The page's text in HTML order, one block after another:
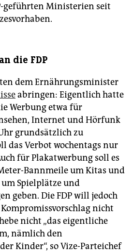
geführten Ministerien seit
die FDP
dem Ernährungsminister
abringen: Eigentlich hatte
Werbung etwa für
Internet und Hörfunk
grundsätzlich zu
das Verbot wochentags nur
für Plakatwerbung soll es
Bannmeile um Kitas und
Spielplätze und
geben. Die FDP will jedoch
nicht
nicht „das eigentliche
nämlich den
Kinder“, so Vize-Parteichef